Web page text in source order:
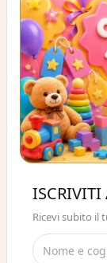
ISCRIVITI
Ricevi subito il